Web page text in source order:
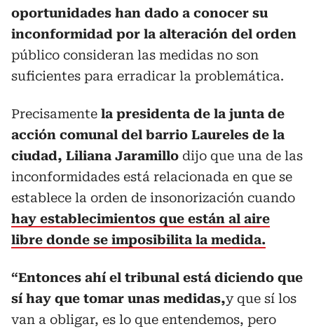
oportunidades han dado a conocer su
inconformidad por la alteración del orden
público consideran las medidas no son
suficientes para erradicar la problemática.
Precisamente la presidenta de la junta de
acción comunal del barrio Laureles de la
ciudad, Liliana Jaramillo dijo que una de las
inconformidades está relacionada en que se
establece la orden de insonorización cuando
hay establecimientos que están al aire
libre donde se imposibilita la medida.
“Entonces ahí el tribunal está diciendo que
sí hay que tomar unas medidas,y que sí los
van a obligar, es lo que entendemos, pero